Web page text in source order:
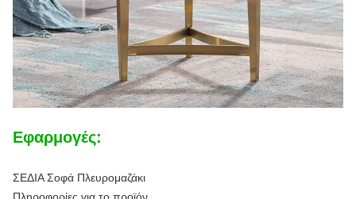
Εφαρμογές:
ΣΕΔΙΑ Σοφά Πλευρομαζάκι